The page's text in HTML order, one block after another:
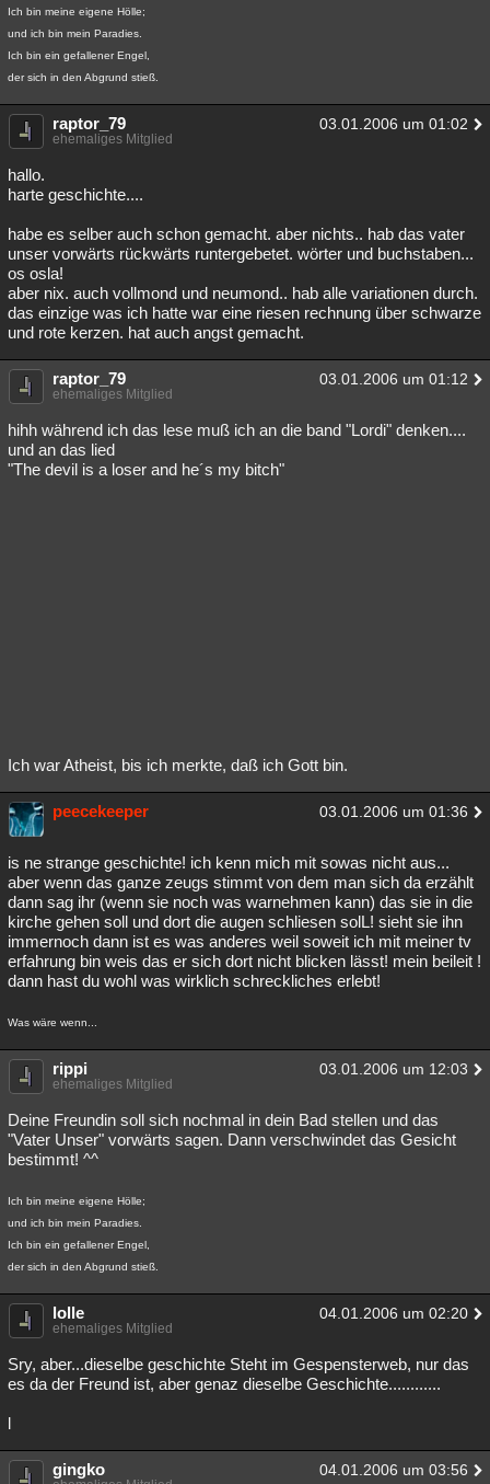
Ich bin meine eigene Hölle;
und ich bin mein Paradies.
Ich bin ein gefallener Engel,
der sich in den Abgrund stieß.
raptor_79 03.01.2006 um 01:02
ehemaliges Mitglied
hallo.
harte geschichte....
habe es selber auch schon gemacht. aber nichts.. hab das vater
unser vorwärts rückwärts runtergebetet. wörter und buchstaben...
os osla!
aber nix. auch vollmond und neumond.. hab alle variationen durch.
das einzige was ich hatte war eine riesen rechnung über schwarze
und rote kerzen. hat auch angst gemacht.
raptor_79 03.01.2006 um 01:12
ehemaliges Mitglied
hihh während ich das lese muß ich an die band "Lordi" denken....
und an das lied
"The devil is a loser and he´s my bitch"
Ich war Atheist, bis ich merkte, daß ich Gott bin.
peecekeeper 03.01.2006 um 01:36
is ne strange geschichte! ich kenn mich mit sowas nicht aus...
aber wenn das ganze zeugs stimmt von dem man sich da erzählt
dann sag ihr (wenn sie noch was warnehmen kann) das sie in die
kirche gehen soll und dort die augen schliesen solL! sieht sie ihn
immernoch dann ist es was anderes weil soweit ich mit meiner tv
erfahrung bin weis das er sich dort nicht blicken lässt! mein beileit !
dann hast du wohl was wirklich schreckliches erlebt!
Was wäre wenn...
rippi 03.01.2006 um 12:03
ehemaliges Mitglied
Deine Freundin soll sich nochmal in dein Bad stellen und das
"Vater Unser" vorwärts sagen. Dann verschwindet das Gesicht
bestimmt! ^^
Ich bin meine eigene Hölle;
und ich bin mein Paradies.
Ich bin ein gefallener Engel,
der sich in den Abgrund stieß.
lolle 04.01.2006 um 02:20
ehemaliges Mitglied
Sry, aber...dieselbe geschichte Steht im Gespensterweb, nur das
es da der Freund ist, aber genaz dieselbe Geschichte............
l
gingko 04.01.2006 um 03:56